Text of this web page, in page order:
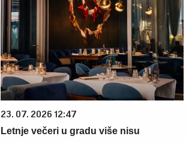
23. 07. 2026 12:47
Letnje večeri u gradu više nisu